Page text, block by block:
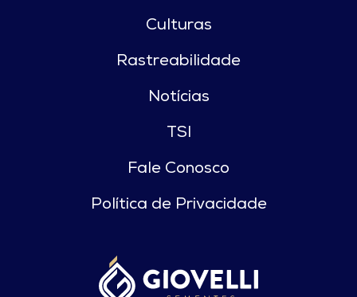
Culturas
Rastreabilidade
Notícias
TSI
Fale Conosco
Política de Privacidade